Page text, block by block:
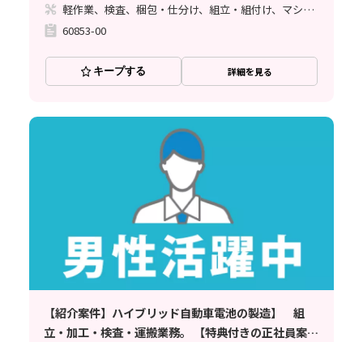
軽作業、検査、梱包・仕分け、組立・組付け、マシンオペレーター
60853-00
キープする 詳細を見る
【紹介案件】ハイブリッド自動車電池の製造】 組
立・加工・検査・運搬業務。 【特典付きの正社員案